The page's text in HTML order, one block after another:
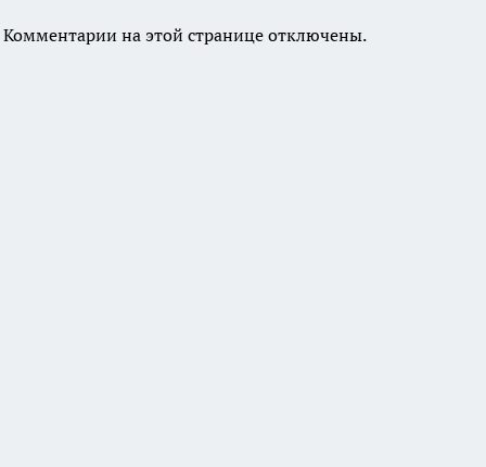
Комментарии на этой странице отключены.